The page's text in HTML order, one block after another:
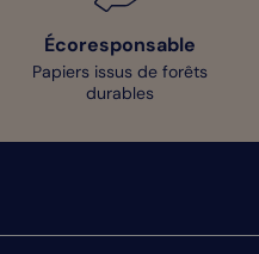
Écoresponsable
Papiers issus de forêts
durables